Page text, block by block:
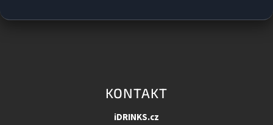
KONTAKT
iDRINKS.cz